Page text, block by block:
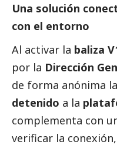
Una solución
con el entorno
Al activar la baliza
por la Dirección
de forma anónima la
detenido a la
complementa con
verificar la